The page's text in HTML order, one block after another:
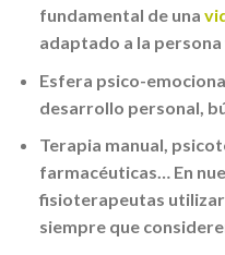
fundamental de una
adaptado a la persona
Esfera psico-
desarrollo personal,
Terapia manual,
farmacéuticas… En
fisioterapeutas
siempre que